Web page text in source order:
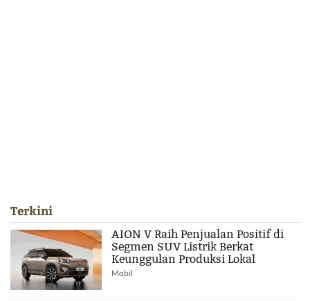
Terkini
AION V Raih Penjualan Positif di
Segmen SUV Listrik Berkat
Keunggulan Produksi Lokal
Mobil